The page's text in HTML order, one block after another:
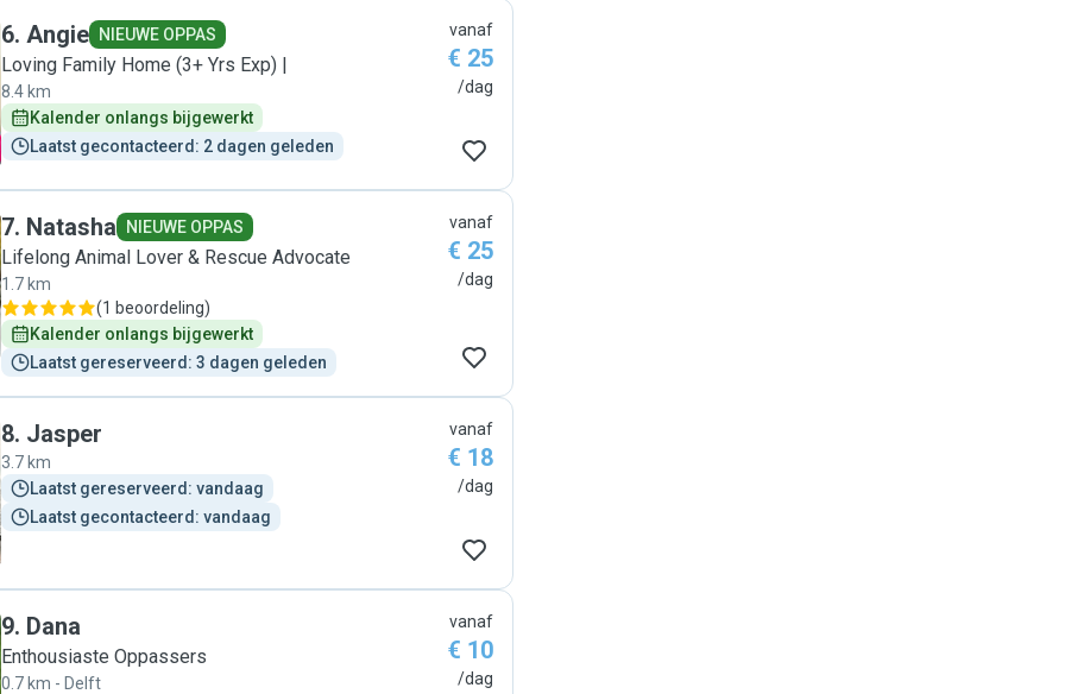
6. Angie NIEUWE OPPAS
Loving Family Home (3+ Yrs Exp) |
8.4 km
Kalender onlangs bijgewerkt
Laatst gecontacteerd: 2 dagen geleden
vanaf
€ 25
/dag
7. Natasha NIEUWE OPPAS
Lifelong Animal Lover & Rescue Advocate
1.7 km
(1 beoordeling)
Kalender onlangs bijgewerkt
Laatst gereserveerd: 3 dagen geleden
vanaf
€ 25
/dag
8. Jasper
3.7 km
Laatst gereserveerd: vandaag
Laatst gecontacteerd: vandaag
vanaf
€ 18
/dag
9. Dana
Enthousiaste Oppassers
0.7 km - Delft
vanaf
€ 10
/dag